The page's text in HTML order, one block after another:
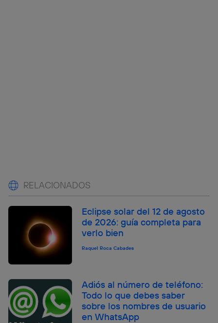
RELACIONADOS
Eclipse solar del 12 de agosto
de 2026: guía completa para
verlo bien
Raquel Roca Cabades
Adiós al número de teléfono:
Todo lo que debes saber
sobre los nombres de usuario
en WhatsApp